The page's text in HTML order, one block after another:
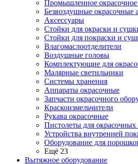
Промышленное окрасочное
Безвоздушные окрасочные
Аксессуары
Стойки для окраски и
Стойки для покраски и
Влагомаслоотделители
Воздушные головы
Комплектующие для
Малярные светильники
Системы хранения
Аппараты окрасочные
Запчасти окрасочного
Краскоизмельчители
Рукава окрасочные
Пистолеты для окрасочных
Устройства внутренней
Оборудование для
Ещё 23
Вытяжное оборудование